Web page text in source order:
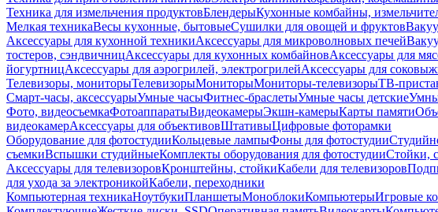
Техника для измельчения продуктовБлендерыКухонные комбайны,
Мелкая техникаВесы кухонные, бытовыеСушилки для овощей и фруктов
Аксессуары для кухонной техникиАксессуары для микроволновых печей
тостеров, сэндвичницАксессуары для кухонных комбайновАксессуары для
йогуртницАксессуары для аэрогрилей, электрогрилейАксессуары для
Телевизоры, мониторыТелевизорыМониторыМониторы-телевизорыТВ-
Смарт-часы, аксессуарыУмные часыФитнес-браслетыУмные часы детские
Фото, видеосъемкаФотоаппаратыВидеокамерыЭкшн-камерыКарты памяти
видеокамерАксессуары для объективовШтативыЦифровые фоторамки
Оборудование для фотостудииКольцевые лампыФоны для фотостудии
съемкиВспышки студийныеКомплекты оборудования для фотостудииСтойки,
Аксессуары для телевизоровКронштейны, стойкиКабели для телевизоров
для ухода за электроникойКабели, переходники
Компьютерная техникаНоутбукиПланшетыМоноблокиКомпьютерыИгровые